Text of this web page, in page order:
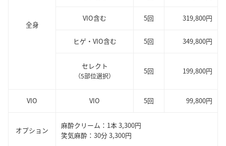
全身
VIO含む 5回 319,800円
ヒゲ・VIO含む 5回 349,800円
セレクト
（5部位選択）
5回 199,800円
VIO VIO 5回 99,800円
オプション
麻酔クリーム：1本 3,300円
笑気麻酔：30分 3,300円